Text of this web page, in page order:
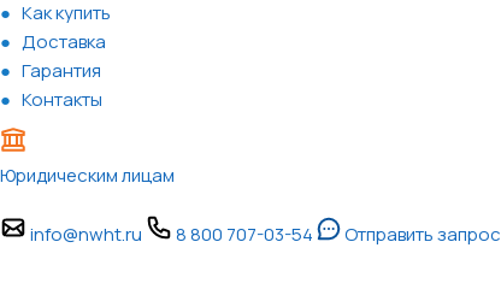
Как купить
Доставка
Гарантия
Контакты
Юридическим лицам
info@nwht.ru 8 800 707-03-54 Отправить запрос